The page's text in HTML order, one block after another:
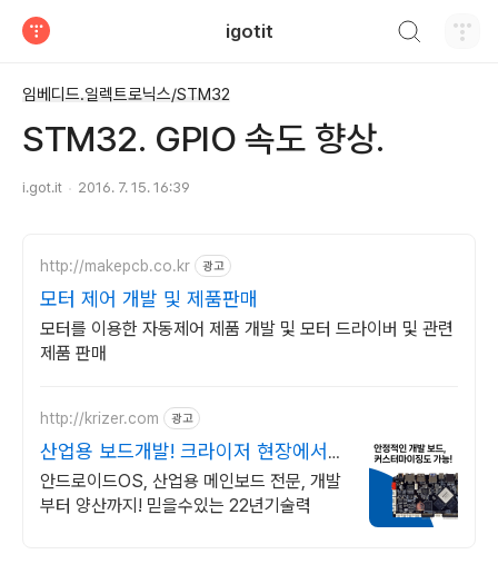
igotit
임베디드.일렉트로닉스/STM32
STM32. GPIO 속도 향상.
i.got.it 2016. 7. 15. 16:39
http://makepcb.co.kr 광고
모터 제어 개발 및 제품판매
모터를 이용한 자동제어 제품 개발 및 모터 드라이버 및 관련
제품 판매
http://krizer.com 광고
산업용 보드개발! 크라이저 현장에서
검증된 안정성+신뢰
안드로이드OS, 산업용 메인보드 전문, 개발
부터 양산까지! 믿을수있는 22년기술력